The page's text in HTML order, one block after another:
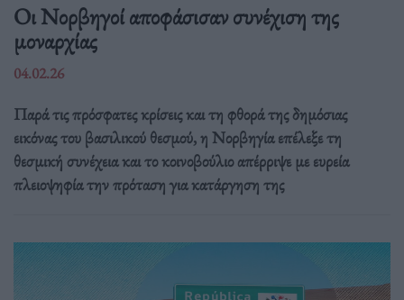
Οι Νορβηγοί αποφάσισαν συνέχιση της
μοναρχίας
04.02.26
Παρά τις πρόσφατες κρίσεις και τη φθορά της δημόσιας
εικόνας του βασιλικού θεσμού, η Νορβηγία επέλεξε τη
θεσμική συνέχεια και το κοινοβούλιο απέρριψε με ευρεία
πλειοψηφία την πρόταση για κατάργηση της